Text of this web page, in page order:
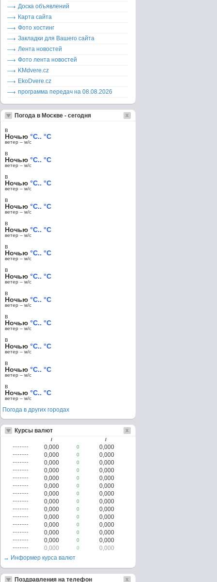
Доска объявлений
Карта сайта
Фото хостинг
Закладки для Вашего сайта
Лента новостей
Фото лента новостей
KMdvere.cz
EkoDvere.cz
программа передач на 08.08.2026
Погода в Москве - сегодня
в
Ночью °C.. °C
ветер – м/c
в
Ночью °C.. °C
ветер – м/c
в
Ночью °C.. °C
ветер – м/c
в
Ночью °C.. °C
ветер – м/c
в
Ночью °C.. °C
ветер – м/c
в
Ночью °C.. °C
ветер – м/c
в
Ночью °C.. °C
ветер – м/c
в
Ночью °C.. °C
ветер – м/c
в
Ночью °C.. °C
ветер – м/c
в
Ночью °C.. °C
ветер – м/c
в
Ночью °C.. °C
ветер – м/c
в
Ночью °C.. °C
ветер – м/c
Погода в других городах
Курсы валют
/ /
0,000 0
0,000
0,000
0
0,000
0,000
0
0,000
0,000
0
0,000
0,000
0
0,000
0,000
0
0,000
0,000
0
0,000
0,000
0
0,000
0,000
0
0,000
0,000
0
0,000
0,000
0
0,000
0,000
0
0,000
0,000
0
0,000
0,000
0
0,000
→ Информер курса валют
Поздравления на телефон